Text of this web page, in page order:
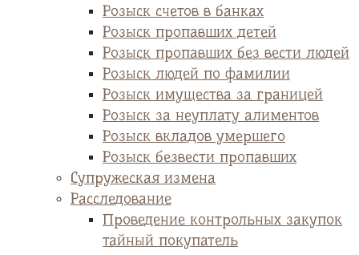
Розыск счетов в банках
Розыск пропавших детей
Розыск пропавших без вести людей
Розыск людей по фамилии
Розыск имущества за границей
Розыск за неуплату алиментов
Розыск вкладов умершего
Розыск безвести пропавших
Супружеская измена
Расследование
Проведение контрольных закупок
тайный покупатель